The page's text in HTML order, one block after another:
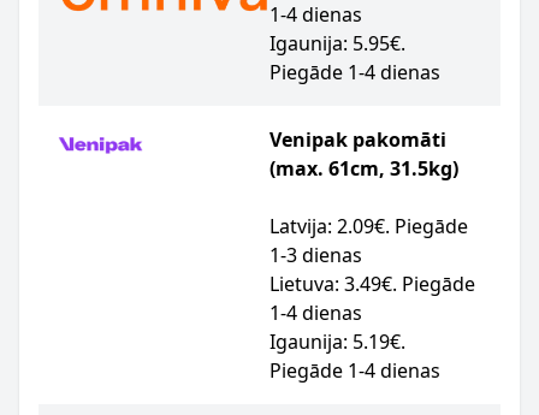
1-4 dienas
Igaunija: 5.95€.
Piegāde 1-4 dienas
Venipak pakomāti
(max. 61cm, 31.5kg)
Latvija: 2.09€. Piegāde
1-3 dienas
Lietuva: 3.49€. Piegāde
1-4 dienas
Igaunija: 5.19€.
Piegāde 1-4 dienas